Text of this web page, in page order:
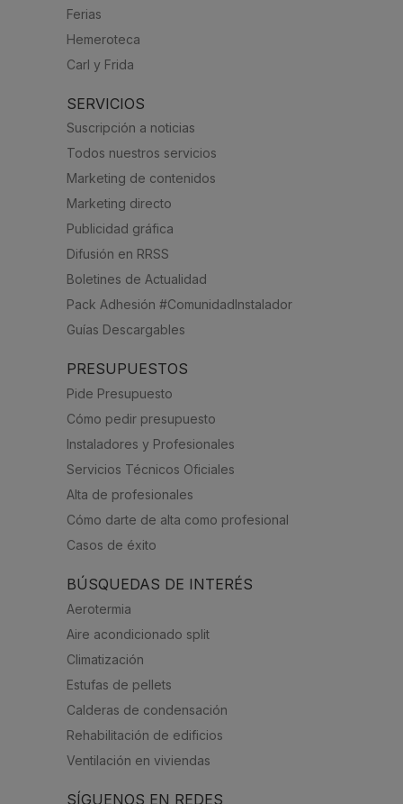
Ferias
Hemeroteca
Carl y Frida
SERVICIOS
Suscripción a noticias
Todos nuestros servicios
Marketing de contenidos
Marketing directo
Publicidad gráfica
Difusión en RRSS
Boletines de Actualidad
Pack Adhesión #ComunidadInstalador
Guías Descargables
PRESUPUESTOS
Pide Presupuesto
Cómo pedir presupuesto
Instaladores y Profesionales
Servicios Técnicos Oficiales
Alta de profesionales
Cómo darte de alta como profesional
Casos de éxito
BÚSQUEDAS DE INTERÉS
Aerotermia
Aire acondicionado split
Climatización
Estufas de pellets
Calderas de condensación
Rehabilitación de edificios
Ventilación en viviendas
SÍGUENOS EN REDES